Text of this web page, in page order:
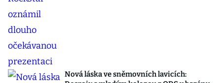
Nová láska ve sněmovních lavicích: